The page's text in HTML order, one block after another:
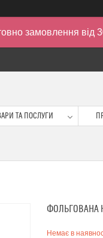
замовлення від
ТА ПОСЛУГИ
ФОЛЬГОВАНА
Немає в